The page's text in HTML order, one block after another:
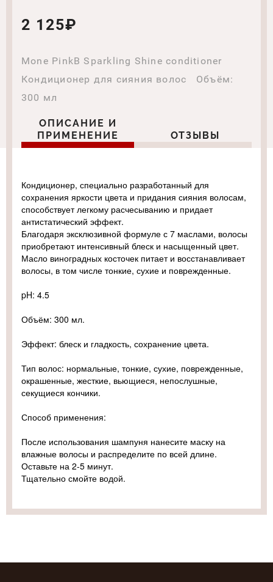
2 125₽
Mone PinkB Sparkling Shine conditioner
Кондиционер для сияния волос Объём:
300 мл
ОПИСАНИЕ И
ПРИМЕНЕНИЕ
ОТЗЫВЫ
Кондиционер, специально разработанный для
сохранения яркости цвета и придания сияния волосам,
способствует легкому расчесыванию и придает
антистатический эффект.
Благодаря эксклюзивной формуле с 7 маслами, волосы
приобретают интенсивный блеск и насыщенный цвет.
Масло виноградных косточек питает и восстанавливает
волосы, в том числе тонкие, сухие и поврежденные.
pH: 4.5
Объём: 300 мл.
Эффект: блеск и гладкость, сохранение цвета.
Тип волос: нормальные, тонкие, сухие, поврежденные,
окрашенные, жесткие, вьющиеся, непослушные,
секущиеся кончики.
Способ применения:
После использования шампуня нанесите маску на
влажные волосы и распределите по всей длине.
Оставьте на 2-5 минут.
Тщательно смойте водой.